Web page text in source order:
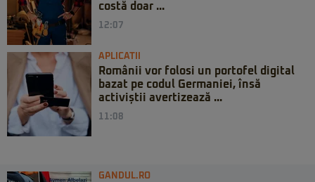
costă doar ...
12:07
APLICATII
Românii vor folosi un portofel digital
bazat pe codul Germaniei, însă
activiștii avertizează ...
11:08
GANDUL.RO